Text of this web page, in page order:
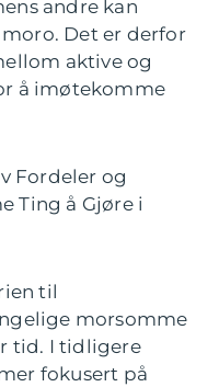
andre kan
Det er derfor
aktive og
å imøtekomme
Fordeler og
Ting å Gjøre i
til
morsomme
tid. I tidligere
fokusert på